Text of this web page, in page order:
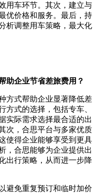
用车环节。其次，建立与
优价格和服务。最后，持
析调整用车策略，最大化
助企业节省差旅费用？
方式帮助企业显著降低差
方式的选择，包括专车、
实际需求选择最合适的出
次，合思平台与多家优质
使得企业能够享受到更具
，合思能够为企业提供出
出行策略，从而进一步降
避免重复预订和临时加价